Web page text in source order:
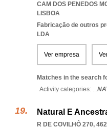
CAM DOS PENEDOS
LISBOA
Fabricação de outros
LDA
Ver empresa
Matches in the search
Activity categories: ...
Natural E
R DE COVILHÔ 270,